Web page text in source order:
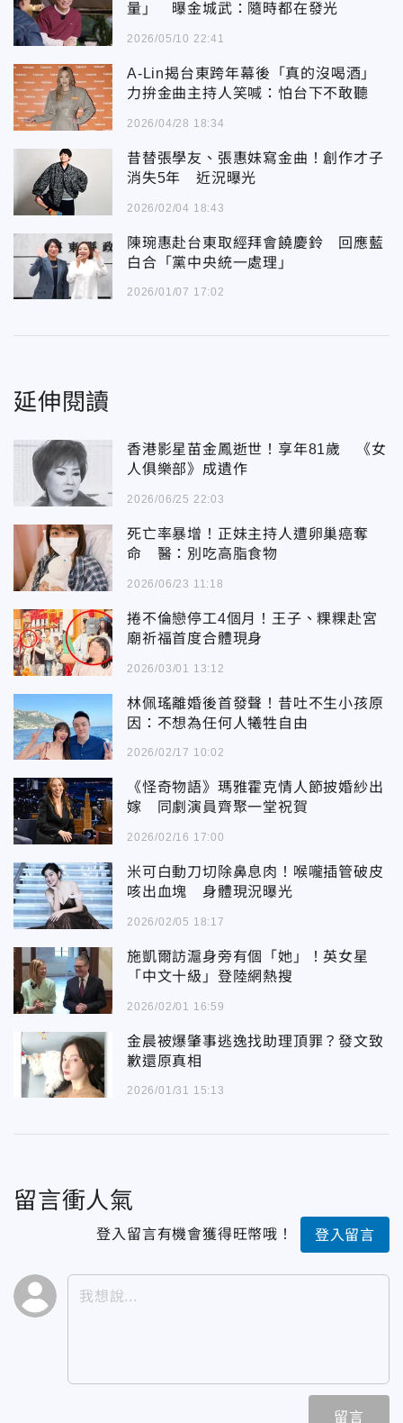
量」 曝金城武：隨時都在發光
2026/05/10 22:41
A-Lin揭台東跨年幕後「真的沒喝酒」
力拚金曲主持人笑喊：怕台下不敢聽
2026/04/28 18:34
昔替張學友、張惠妹寫金曲！創作才子
消失5年 近況曝光
2026/02/04 18:43
陳琬惠赴台東取經拜會饒慶鈴 回應藍
白合「黨中央統一處理」
2026/01/07 17:02
延伸閱讀
香港影星苗金鳳逝世！享年81歲 《女
人俱樂部》成遺作
2026/06/25 22:03
死亡率暴增！正妹主持人遭卵巢癌奪
命 醫：別吃高脂食物
2026/06/23 11:18
捲不倫戀停工4個月！王子、粿粿赴宮
廟祈福首度合體現身
2026/03/01 13:12
林佩瑤離婚後首發聲！昔吐不生小孩原
因：不想為任何人犧牲自由
2026/02/17 10:02
《怪奇物語》瑪雅霍克情人節披婚紗出
嫁 同劇演員齊聚一堂祝賀
2026/02/16 17:00
米可白動刀切除鼻息肉！喉嚨插管破皮
咳出血塊 身體現況曝光
2026/02/05 18:17
施凱爾訪滬身旁有個「她」！英女星
「中文十級」登陸網熱搜
2026/02/01 16:59
金晨被爆肇事逃逸找助理頂罪？發文致
歉還原真相
2026/01/31 15:13
留言衝人氣
登入留言有機會獲得旺幣哦！ 登入留言
留言